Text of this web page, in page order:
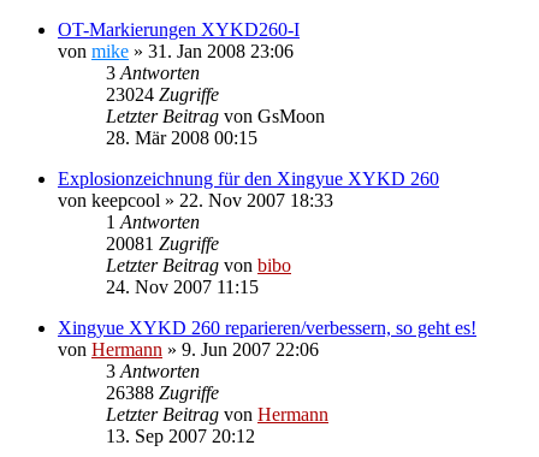
OT-Markierungen XYKD260-I
von mike » 31. Jan 2008 23:06
3 Antworten
23024 Zugriffe
Letzter Beitrag von GsMoon
28. Mär 2008 00:15
Explosionzeichnung für den Xingyue XYKD 260
von keepcool » 22. Nov 2007 18:33
1 Antworten
20081 Zugriffe
Letzter Beitrag von bibo
24. Nov 2007 11:15
Xingyue XYKD 260 reparieren/verbessern, so geht es!
von Hermann » 9. Jun 2007 22:06
3 Antworten
26388 Zugriffe
Letzter Beitrag von Hermann
13. Sep 2007 20:12